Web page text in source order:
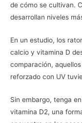
de cómo se cultivan.
desarrollan niveles
En un estudio, los
calcio y vitamina D
comparación,
reforzado con UV
Sin embargo, tenga
vitamina D2, una